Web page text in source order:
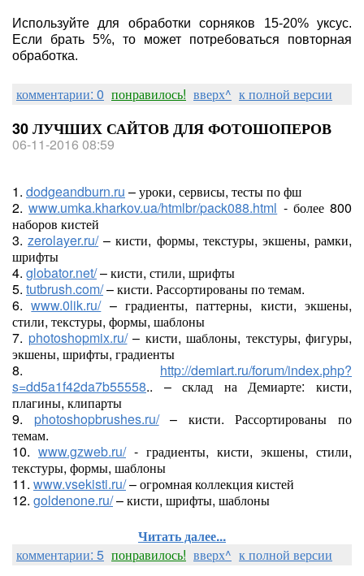
Используйте для обработки сорняков 15-20% уксус.
Если брать 5%, то может потребоваться повторная
обработка.
комментарии: 0 понравилось! вверх^ к полной версии
30 ЛУЧШИХ САЙТОВ ДЛЯ ФОТОШОПЕРОВ
06-11-2016 08:59
1. dodgeandburn.ru – уроки, сервисы, тесты по фш
2.www.umka.kharkov.ua/htmlbr/pack088.html - более 800
наборов кистей
3.zerolayer.ru/– кисти, формы, текстуры, экшены, рамки,
шрифты
4. globator.net/– кисти, стили, шрифты
5. tutbrush.com/– кисти. Рассортированы по темам.
6.www.0lik.ru/– градиенты, паттерны, кисти, экшены,
стили, текстуры, формы, шаблоны
7. photoshopmix.ru/– кисти, шаблоны, текстуры, фигуры,
экшены, шрифты, градиенты
8. http://demiart.ru/forum/index.php?
s=dd5a1f42da7b55558.. – склад на Демиарте: кисти,
плагины, клипарты
9. photoshopbrushes.ru/– кисти. Рассортированы по
темам.
10. www.gzweb.ru/- градиенты, кисти, экшены, стили,
текстуры, формы, шаблоны
11. www.vsekisti.ru/– огромная коллекция кистей
12. goldenone.ru/– кисти, шрифты, шаблоны
Читать далее...
комментарии: 5 понравилось! вверх^ к полной версии